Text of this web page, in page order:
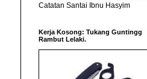
Catatan Santai Ibnu Hasyim
Kerja Kosong: Tukang Guntingg
Rambut Lelaki.